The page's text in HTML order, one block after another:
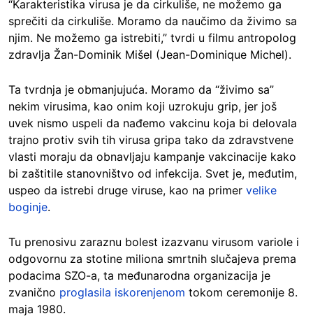
“Karakteristika virusa je da cirkuliše, ne možemo ga
sprečiti da cirkuliše. Moramo da naučimo da živimo sa
njim. Ne možemo ga istrebiti,” tvrdi u filmu antropolog
zdravlja Žan-Dominik Mišel (Jean-Dominique Michel).
Ta tvrdnja je obmanjujuća. Moramo da “živimo sa”
nekim virusima, kao onim koji uzrokuju grip, jer još
uvek nismo uspeli da nađemo vakcinu koja bi delovala
trajno protiv svih tih virusa gripa tako da zdravstvene
vlasti moraju da obnavljaju kampanje vakcinacije kako
bi zaštitile stanovništvo od infekcija. Svet je, međutim,
uspeo da istrebi druge viruse, kao na primer velike
boginje.
Tu prenosivu zaraznu bolest izazvanu virusom variole i
odgovornu za stotine miliona smrtnih slučajeva prema
podacima SZO-a, ta međunarodna organizacija je
zvanično proglasila iskorenjenom tokom ceremonije 8.
maja 1980.